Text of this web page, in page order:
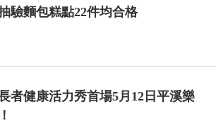
驗麵包糕點22件均合格
者健康活力秀首場5月12日平溪樂